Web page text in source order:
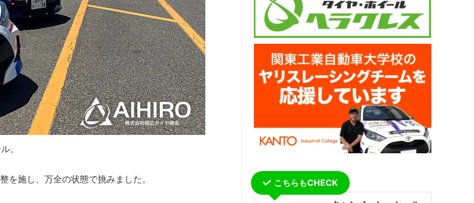
。
を施し、万全の状態で挑みました。 こちらもCHECK